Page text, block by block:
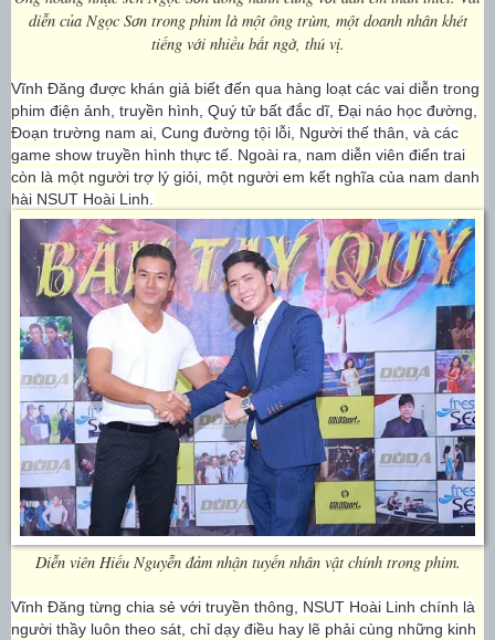
diễn của Ngọc Sơn trong phim là một ông trùm, một doanh nhân khét
tiếng với nhiều bất ngờ, thú vị.
Vĩnh Đăng được khán giả biết đến qua hàng loạt các vai diễn trong
phim điện ảnh, truyền hình, Quý tử bất đắc dĩ, Đại náo học đường,
Đoạn trường nam ai, Cung đường tội lỗi, Người thế thân, và các
game show truyền hình thực tế. Ngoài ra, nam diễn viên điển trai
còn là một người trợ lý giỏi, một người em kết nghĩa của nam danh
hài NSUT Hoài Linh
Diễn viên Hiếu Nguyễn đảm nhận tuyến nhân vật chính trong phim.
Vĩnh Đăng từng chia sẻ với truyền thông, NSUT Hoài Linh chính là
người thầy luôn theo sát, chỉ dạy điều hay lẽ phải cùng những kinh